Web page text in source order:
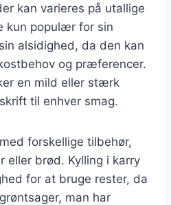
kan varieres på utallige
kun populær for sin
alsidighed, da den kan
og præferencer.
en mild eller stærk
til enhver smag.
forskellige tilbehør,
eller brød. Kylling i karry
for at bruge rester, da
man har